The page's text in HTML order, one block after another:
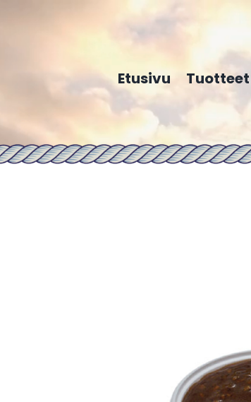
Etusivu Tuotteet